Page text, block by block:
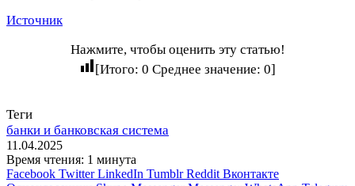
Источник
Нажмите, чтобы оценить эту статью!
[Итого: 0 Среднее значение: 0]
Теги
банки и банковская система
11.04.2025
Время чтения: 1 минута
Facebook Twitter LinkedIn Tumblr Reddit Вконтакте